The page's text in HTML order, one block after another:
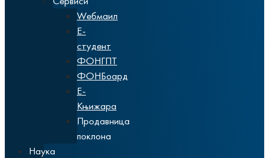
Wебмаил
Е-
студент
ФОНГПТ
ФОНБоард
Е-
Књижара
Продавница
поклона
Наука